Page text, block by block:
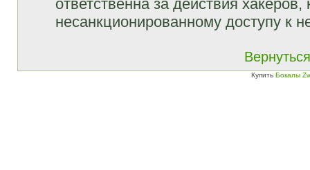
ответственна за действия
несанкционированному доступу к
Купить Бокалы